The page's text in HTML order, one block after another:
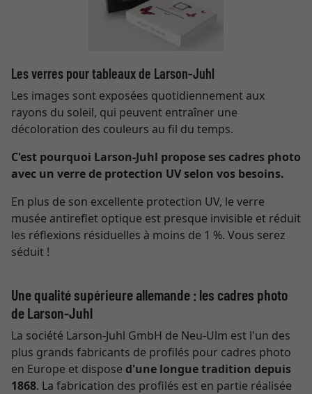
Les verres pour tableaux de Larson-Juhl
Les images sont exposées quotidiennement aux
rayons du soleil, qui peuvent entraîner une
décoloration des couleurs au fil du temps.
C'est pourquoi Larson-Juhl propose ses cadres photo
avec un verre de protection UV selon vos besoins.
En plus de son excellente protection UV, le verre
musée antireflet optique est presque invisible et réduit
les réflexions résiduelles à moins de 1 %. Vous serez
séduit !
Une qualité supérieure allemande : les cadres photo
de Larson-Juhl
La société Larson-Juhl GmbH de Neu-Ulm est l'un des
plus grands fabricants de profilés pour cadres photo
en Europe et dispose d'une longue tradition depuis
1868. La fabrication des profilés est en partie réalisée